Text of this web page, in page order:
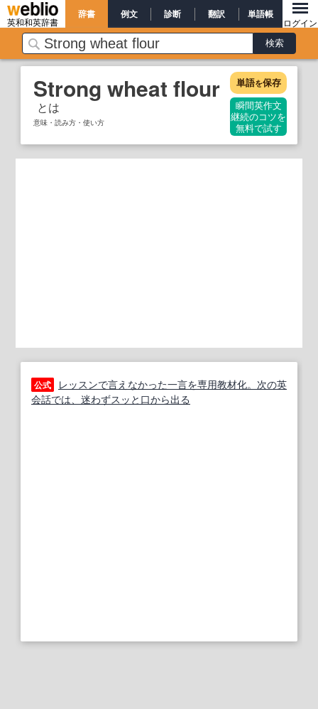
英和和英辞書
辞書 例文 診断 翻訳 単語帳
ログイン
Strong wheat flour
とは
意味・読み方・使い方
単語を保存
瞬間英作文
継続のコツを
無料で試す
公式
レッスンで言えなかった一言を専用教材化。次の英
会話では、迷わずスッと口から出る